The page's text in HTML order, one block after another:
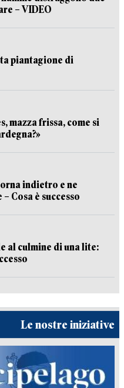
– VIDEO
piantagione di
mazza frissa, come si
indietro e ne
Cosa è successo
al culmine di una lite:
Le nostre iniziative